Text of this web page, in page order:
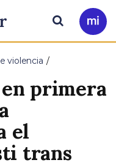
Ir
a
Buscar
violencia
primera
el
trans